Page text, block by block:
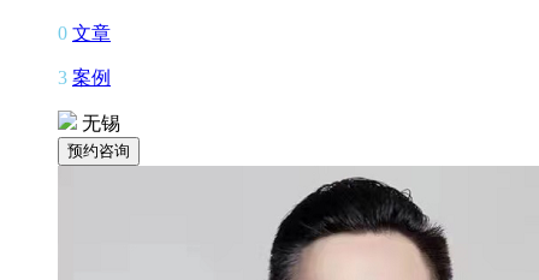
0 文章
3 案例
无锡